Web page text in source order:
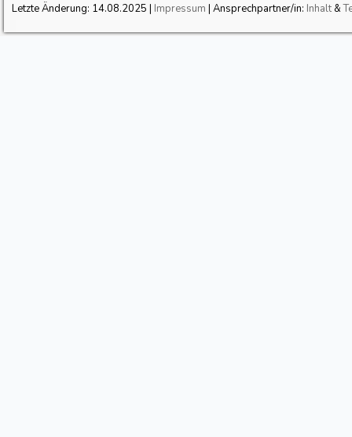
Letzte Änderung: 14.08.2025 | Impressum | Ansprechpartner/in: Inhalt&